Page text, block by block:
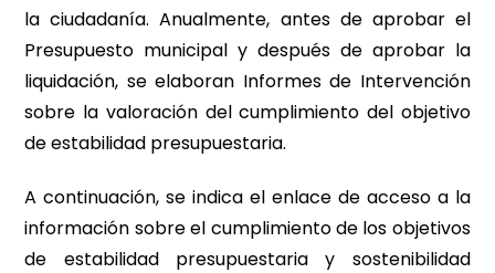
la ciudadanía. Anualmente, antes de aprobar el
Presupuesto municipal y después de aprobar la
liquidación, se elaboran Informes de Intervención
sobre la valoración del cumplimiento del objetivo
de estabilidad presupuestaria.
A continuación, se indica el enlace de acceso a la
información sobre el cumplimiento de los objetivos
de estabilidad presupuestaria y sostenibilidad